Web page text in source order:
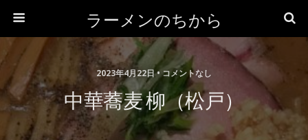
ラーメンのちから
2023年4月22日 • コメントなし
中華蕎麦 柳（松戸）